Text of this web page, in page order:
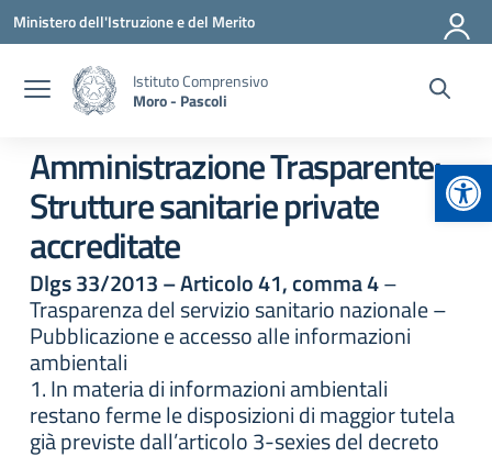
Vai ai contenuti
Vai al menu di navigazione
Vai al footer
Ministero dell'Istruzione e del Merito
Istituto Comprensivo
Moro - Pascoli
Amministrazione Trasparente:
Strutture sanitarie private
accreditate
Dlgs 33/2013 – Articolo 41, comma 4–
Trasparenza del servizio sanitario nazionale –
Pubblicazione e accesso alle informazioni
ambientali
1. In materia di informazioni ambientali
restano ferme le disposizioni di maggior tutela
già previste dall’articolo 3-sexies del decreto